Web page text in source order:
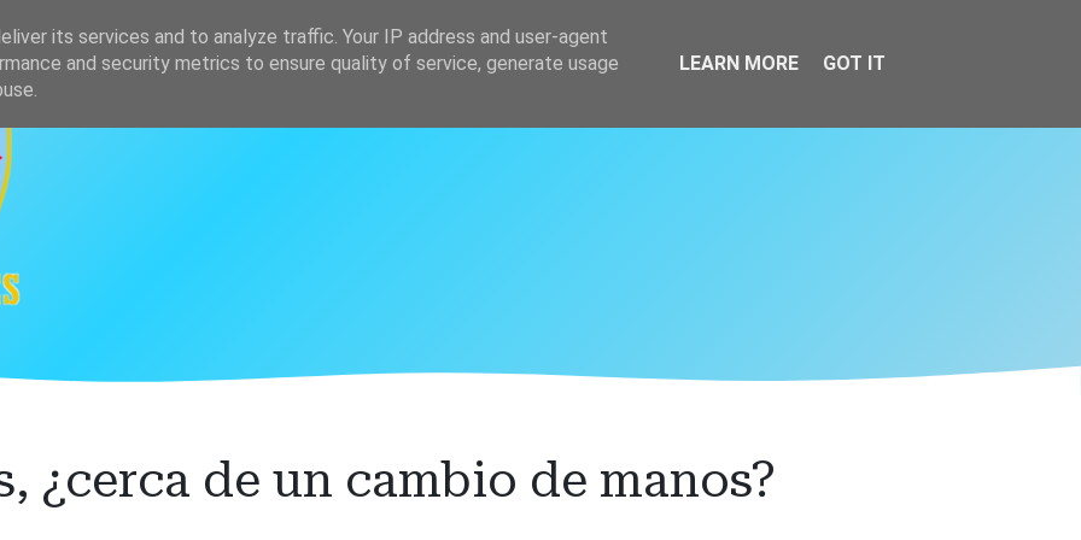
Clasificación
¿cerca de un cambio de manos?
its services and to analyze traffic. Your IP address and user-agent
and security metrics to ensure quality of service, generate usage
LEARN MORE GOT IT